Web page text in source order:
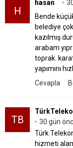
H
hasan
Bende
belediye
kazılmış
arabam
toprak.
yapımını
Cevapla
TB
30 gün
Türk
hizmeti